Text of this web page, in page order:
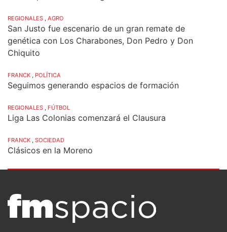
REGIONALES AGRO
San Justo fue escenario de un gran remate de
genética con Los Charabones, Don Pedro y Don
Chiquito
FRANCK POLÍTICA
Seguimos generando espacios de formación
REGIONALES FÚTBOL
Liga Las Colonias comenzará el Clausura
FRANCK SOCIEDAD
Clásicos en la Moreno